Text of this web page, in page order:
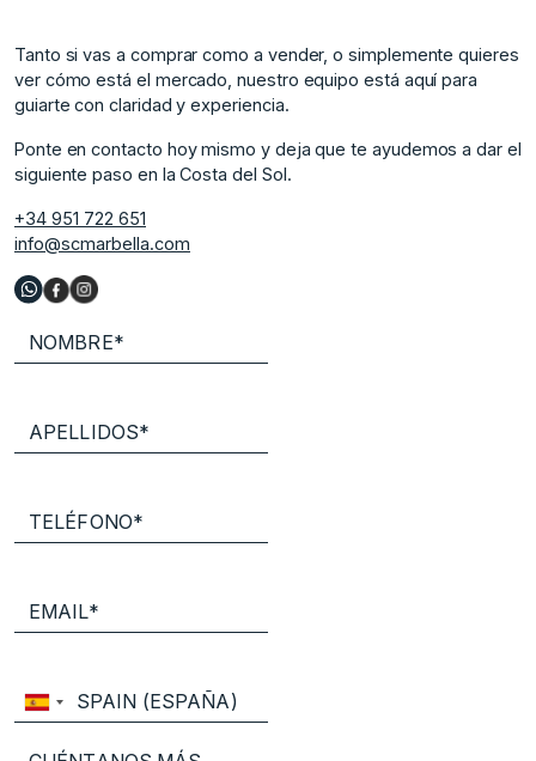
Tanto si vas a comprar como a vender, o simplemente quieres
ver cómo está el mercado, nuestro equipo está aquí para
guiarte con claridad y experiencia.
Ponte en contacto hoy mismo y deja que te ayudemos a dar el
siguiente paso en la Costa del Sol.
+34 951 722 651
info@scmarbella.com